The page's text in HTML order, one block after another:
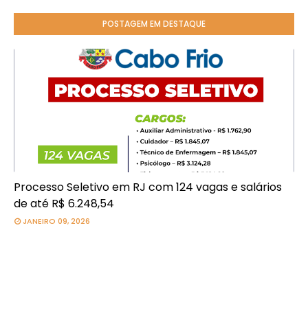
POSTAGEM EM DESTAQUE
Processo Seletivo em RJ com 124 vagas e salários
de até R$ 6.248,54
JANEIRO 09, 2026